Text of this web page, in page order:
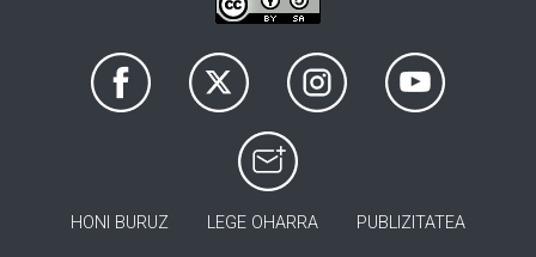
HONI BURUZ LEGE OHARRA PUBLIZITATEA